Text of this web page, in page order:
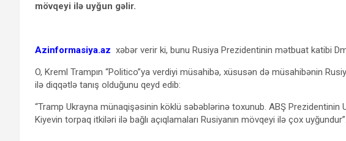
mövqeyi ilə uyğun gəlir.
Azinformasiya.az xəbər verir ki, bunu Rusiya Prezidentinin mətbuat katibi
O, Kreml Trampın “Politico”ya verdiyi müsahibə, xüsusən də müsahibənin
ilə diqqətlə tanış olduğunu qeyd edib:
“Tramp Ukrayna münaqişəsinin köklü səbəblərinə toxunub. ABŞ Prezidentinin
Kiyevin torpaq itkiləri ilə bağlı açıqlamaları Rusiyanın mövqeyi ilə çox uyğundur”.